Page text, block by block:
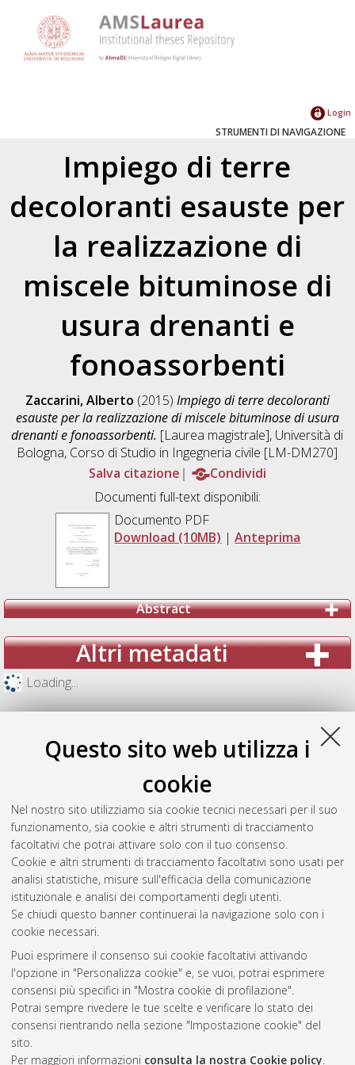
Questo sito web utilizza i
cookie
Nel nostro sito utilizziamo sia cookie tecnici necessari per il suo
funzionamento, sia cookie e altri strumenti di tracciamento
facoltativi che potrai attivare solo con il tuo consenso.
Cookie e altri strumenti di tracciamento facoltativi sono usati per
analisi statistiche, misure sull'efficacia della comunicazione
istituzionale e analisi dei comportamenti degli utenti.
Se chiudi questo banner continuerai la navigazione solo con i
cookie necessari.
Puoi esprimere il consenso sui cookie facoltativi attivando
l'opzione in "Personalizza cookie" e, se vuoi, potrai esprimere
consensi più specifici in "Mostra cookie di profilazione".
Potrai sempre rivedere le tue scelte e verificare lo stato dei
consensi rientrando nella sezione "Impostazione cookie" del
sito.
Per maggiori informazioni consulta la nostra Cookie policy.
Login
STRUMENTI DI NAVIGAZIONE
Impiego di terre
decoloranti esauste per
la realizzazione di
miscele bituminose di
usura drenanti e
fonoassorbenti
Zaccarini, Alberto (2015) Impiego di terre decoloranti
esauste per la realizzazione di miscele bituminose di usura
drenanti e fonoassorbenti. [Laurea magistrale], Università di
Bologna, Corso di Studio in Ingegneria civile [LM-DM270]
Salva citazione
Condividi
Documenti full-text disponibili:
Documento PDF
Download (10MB) |Anteprima
Abstract
Altri metadati
Loading...
Gestione del documento:
Atom
Rss 1.0
Rss 2.0
AMS Laurea